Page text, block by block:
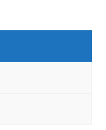
Ci korzystanie z serwisu